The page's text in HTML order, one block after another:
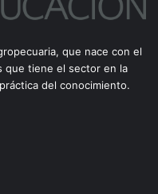
que nace con el
que tiene el sector en la
del conocimiento.